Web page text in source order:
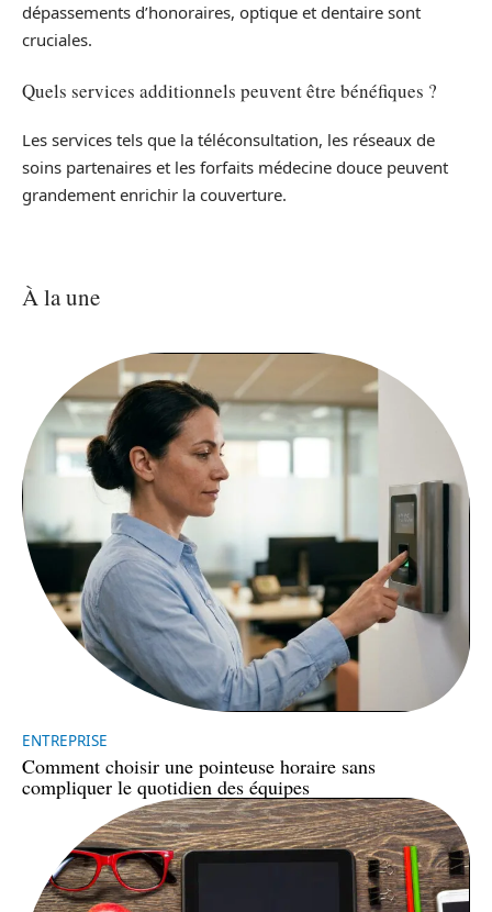
dépassements d’honoraires, optique et dentaire sont
cruciales.
Quels services additionnels peuvent être bénéfiques ?
Les services tels que la téléconsultation, les réseaux de
soins partenaires et les forfaits médecine douce peuvent
grandement enrichir la couverture.
À la une
ENTREPRISE
Comment choisir une pointeuse horaire sans
compliquer le quotidien des équipes